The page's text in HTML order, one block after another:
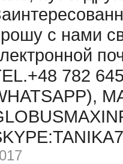
с нами
782